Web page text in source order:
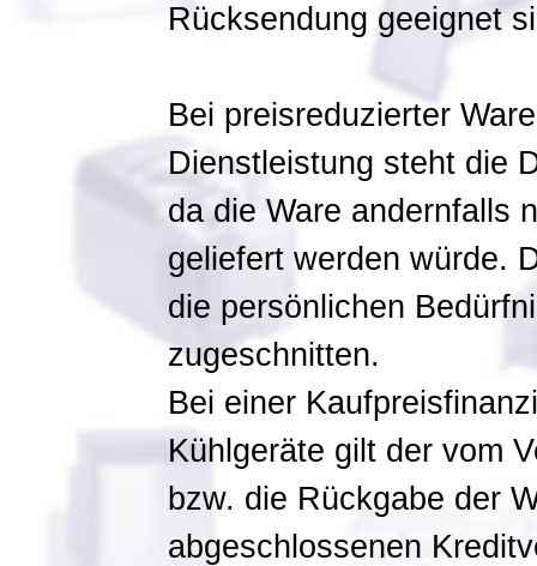
Rücksendung geeignet
Bei preisreduzierter
Dienstleistung steht die
da die Ware andernfalls
geliefert werden würde.
die persönlichen
zugeschnitten.
Bei einer
Kühlgeräte gilt der vom
bzw. die Rückgabe der
abgeschlossenen